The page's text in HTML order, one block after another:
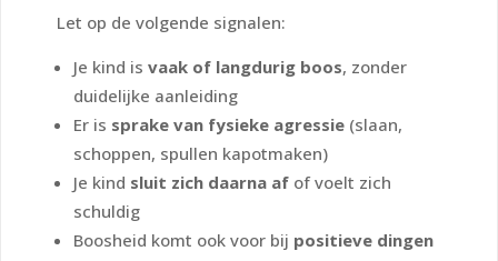
Let op de volgende signalen:
Je kind is vaak of langdurig boos, zonder
duidelijke aanleiding
Er is sprake van fysieke agressie (slaan,
schoppen, spullen kapotmaken)
Je kind sluit zich daarna af of voelt zich
schuldig
Boosheid komt ook voor bij positieve dingen